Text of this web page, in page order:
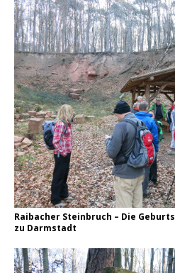
Raibacher Steinbruch – Die
zu Darmstadt